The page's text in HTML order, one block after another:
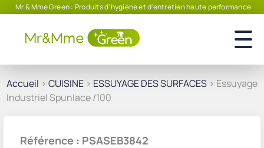
Mr & Mme Green : Produits d'hygiène et d'entretien haute performance
Accueil > CUISINE > ESSUYAGE DES SURFACES > Essuyage
Industriel Spunlace /100
Référence : PSASEB3842